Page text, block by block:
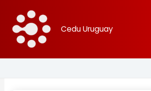
contenido
Cedu Uruguay